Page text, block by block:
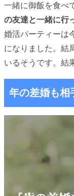
一緒に御飯を食べ
の友達と一緒に行
婚活パーティーは
になりました。結
いるそうです。結
年の差婚も相